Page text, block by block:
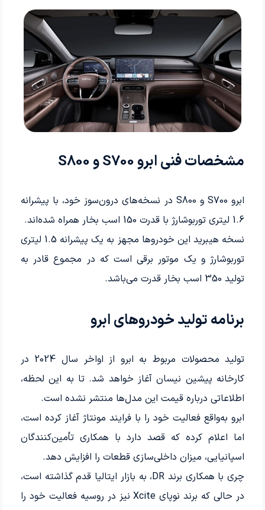
مشخصات فنی ابرو S700 و S800
ابرو S700 و S800 در نسخه‌های درون‌سوز خود، با پیشرانه
1.6 لیتری توربوشارژ با قدرت 150 اسب بخار همراه شده‌اند.
نسخه هیبرید این خودروها مجهز به یک پیشرانه 1.5 لیتری
توربوشارژ و یک موتور برقی است که در مجموع قادر به
تولید 350 اسب بخار قدرت می‌باشد.
برنامه تولید خودروهای ابرو
تولید محصولات مربوط به ابرو از اواخر سال 2024 در
کارخانه پیشین نیسان آغاز خواهد شد. تا به این لحظه،
اطلاعاتی درباره قیمت این مدل‌ها منتشر نشده است.
ابرو به‌واقع فعالیت خود را با فرایند مونتاژ آغاز کرده است،
اما اعلام کرده که قصد دارد با همکاری تأمین‌کنندگان
اسپانیایی، میزان داخلی‌سازی قطعات را افزایش دهد.
چری با همکاری برند DR، به بازار ایتالیا قدم گذاشته است،
در حالی که برند نوپای Xcite نیز در روسیه فعالیت خود را